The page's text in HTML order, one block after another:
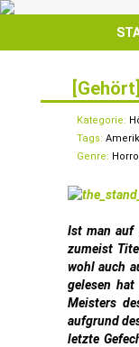
Kategorie:
Tags:
Genre:
Ist man auf
zumeist
wohl auch
gelesen
Meisters
aufgrund
letzte